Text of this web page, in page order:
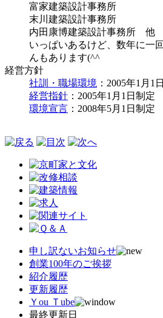
富家建築設計事務所
末川建築設計事務所
内田康博建築設計事務所 他
いっぱいあるけど、数年に一
んもあります(^^ゞ
経営方針
社訓・ 職場環境 ：2005年1月1
経営指針 ：2005年1月1日制定
環境宣言 ：2008年5月1日制定
申し訳ないお知らせ
創業100年のご挨拶
紹介履歴
更新履歴
Ｙou Ｔube
最終更新日